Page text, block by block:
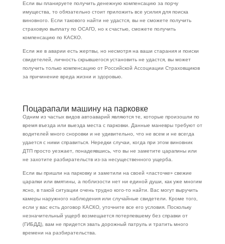
Если вы планируете получить денежную компенсацию за порчу
имущества, то обязательно стоит приложить все усилия для поиска
виновного. Если такового найти не удастся, вы не сможете получить
страховую выплату по ОСАГО, но к счастью, сможете получить
компенсацию по КАСКО.
Если же в аварии есть жертвы, но несмотря на ваши старания и поиски
свидетелей, личность скрывшегося установить не удастся, вы может
получить только компенсацию от Российской Ассоциации Страховщиков
за причинение вреда жизни и здоровью.
Поцарапали машину на парковке
Одним из частых видов автоаварий являются те, которые произошли по
время въезда или выезда места с парковки. Данные маневры требуют от
водителей много сноровки и не удивительно, что не всем и не всегда
удается с ними справиться. Нередки случаи, когда при этом виновник
ДТП просто уезжает, понадеявшись, что вы не заметите царапины или
не захотите разбирательств из-за несущественного ущерба.
Если вы пришли на парковку и заметили на своей «ласточке» свежие
царапки или вмятины, а поблизости нет ни единой души, как уже многим
ясно, в такой ситуации очень трудно кого-то найти. Вас могут выручить
камеры наружного наблюдения или случайные свидетели. Кроме того,
если у вас есть договор КАСКО, уточните все его условия. Поскольку
незначительный ущерб возмещается потерпевшему без справки от
(ГИБДД), вам не придется звать дорожный патруль и тратить много
времени на разбирательства.